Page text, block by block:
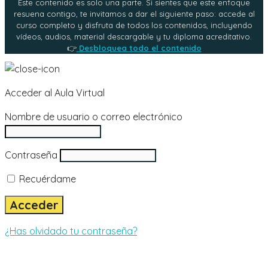
Este contenido es solo una parte. Si sientes que este enfoque
resuena contigo, te invitamos a dar el siguiente paso: accede al
curso completo y disfruta de todos los contenidos, incluyendo
vídeos, audios, material descargable y tu diploma acreditativo.
👉 Desbloquea todo el contenido
Acceder al Aula Virtual
Nombre de usuario o correo electrónico
Contraseña
Recuérdame
¿Has olvidado tu contraseña?